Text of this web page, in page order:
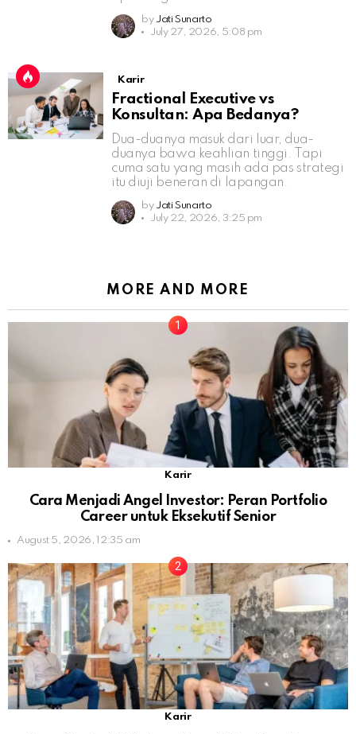
by Jati Sunarto
July 27, 2026, 5:08 pm
Karir
Fractional Executive vs
Konsultan: Apa Bedanya?
Dua-duanya masuk dari luar, dua-
duanya bawa keahlian tinggi. Tapi
cuma satu yang masih ada pas strategi
itu diuji beneran di lapangan.
by Jati Sunarto
July 22, 2026, 3:25 pm
MORE AND MORE
Karir
Cara Menjadi Angel Investor: Peran Portfolio
Career untuk Eksekutif Senior
August 5, 2026, 12:35 am
Karir